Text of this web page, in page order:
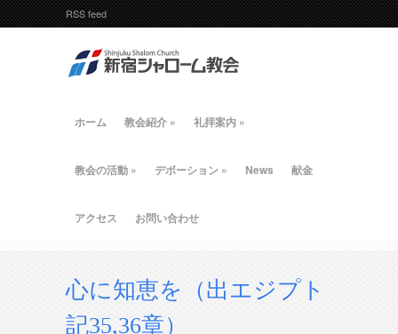
RSS feed
ホーム 教会紹介 » 礼拝案内 »
教会の活動 » デボーション » News 献金
アクセス お問い合わせ
心に知恵を（出エジプト
記35,36章）